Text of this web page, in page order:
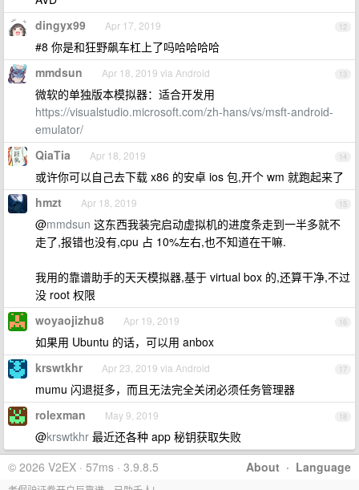
12
dingyx99 Apr 17, 2019
#8 你是和狂野飙车杠上了吗哈哈哈哈
13
mmdsun Apr 18, 2019 via Android
微软的单独版本模拟器：适合开发用
https://visualstudio.microsoft.com/zh-hans/vs/msft-android-
emulator/
14
QiaTia Apr 18, 2019
或许你可以自己去下载 x86 的安卓 ios 包,开个 wm 就跑起来了
15
hmzt Apr 18, 2019
@mmdsun 这东西我装完启动虚拟机的进度条走到一半多就不
走了,报错也没有,cpu 占 10%左右,也不知道在干嘛.
我用的靠谱助手的天天模拟器,基于 virtual box 的,还算干净,不过
没 root 权限
16
woyaojizhu8 Apr 19, 2019
如果用 Ubuntu 的话，可以用 anbox
17
krswtkhr Apr 23, 2019 via Android
mumu 闪退挺多，而且无法完全关闭必须任务管理器
18
rolexman May 9, 2019
@krswtkhr 最近还各种 app 秘钥获取失败
About · Language
© 2026 V2EX · 57ms · 3.9.8.5